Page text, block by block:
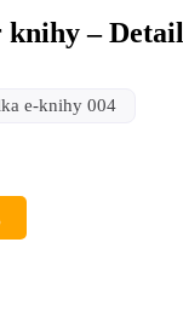
knihy – Detail
e-knihy 004